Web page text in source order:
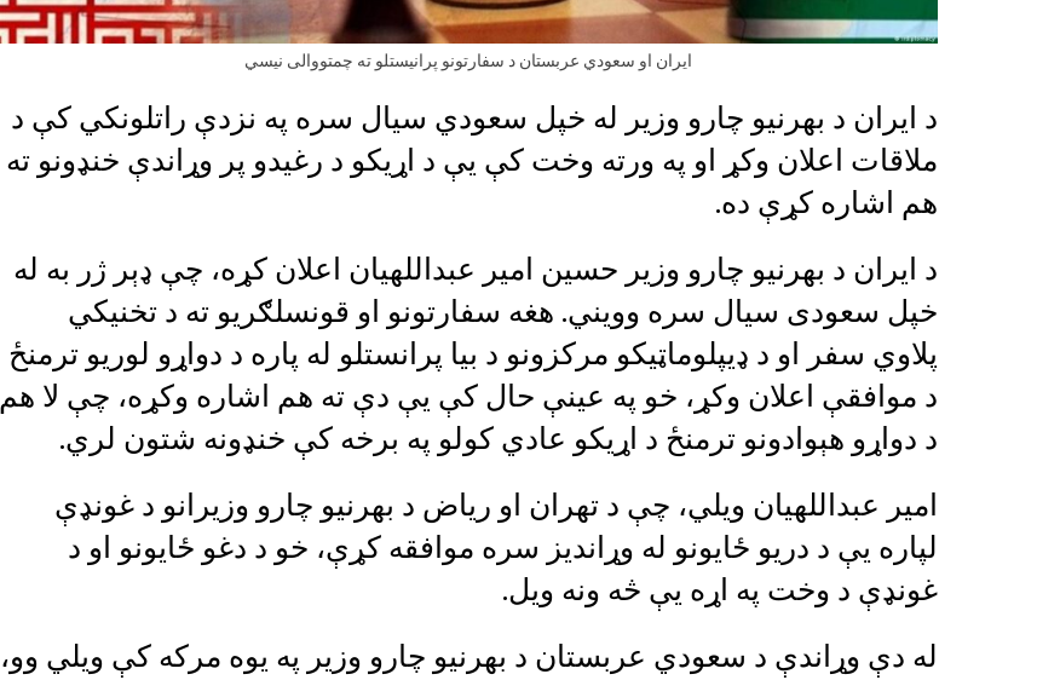
ايران او سعودي عربستان د سفارتونو پرانيستلو ته چمتووالی نیسي
د ایران د بهرنیو چارو وزیر له خپل سعودي سیال سره په نزدې راتلونکي کې د
ملاقات اعلان وکړ او په ورته وخت کې یې د اړیکو د رغیدو پر وړاندې خنډونو ته
هم اشاره کړې ده.
د ایران د بهرنیو چارو وزیر حسین امیر عبداللهیان اعلان کړه، چې ډېر ژر به له
خپل سعودی سیال سره وویني. هغه سفارتونو او قونسلګریو ته د تخنیکي
پلاوي سفر او د ډيپلوماټیکو مرکزونو د بیا پرانستلو له پاره د دواړو لوریو ترمنځ
د موافقې اعلان وکړ، خو په عینې حال کې یې دې ته هم اشاره وکړه، چې لا هم
د دواړو هېوادونو ترمنځ د اړیکو عادي کولو په برخه کې خنډونه شتون لري.
امیر عبداللهیان ویلي، چې د تهران او ریاض د بهرنیو چارو وزیرانو د غونډې
لپاره یې د دریو ځایونو له وړاندیز سره موافقه کړې، خو د دغو ځایونو او د
غونډې د وخت په اړه یې څه ونه ویل.
له دې وړاندې د سعودي عربستان د بهرنیو چارو وزیر په یوه مرکه کې ویلي وو،